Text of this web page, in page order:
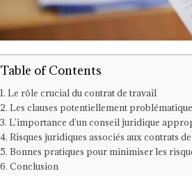
Table of Contents
Le rôle crucial du contrat de travail
Les clauses potentiellement
L’importance d’un conseil juridique
Risques juridiques associés aux contrats
Bonnes pratiques pour minimiser les
Conclusion